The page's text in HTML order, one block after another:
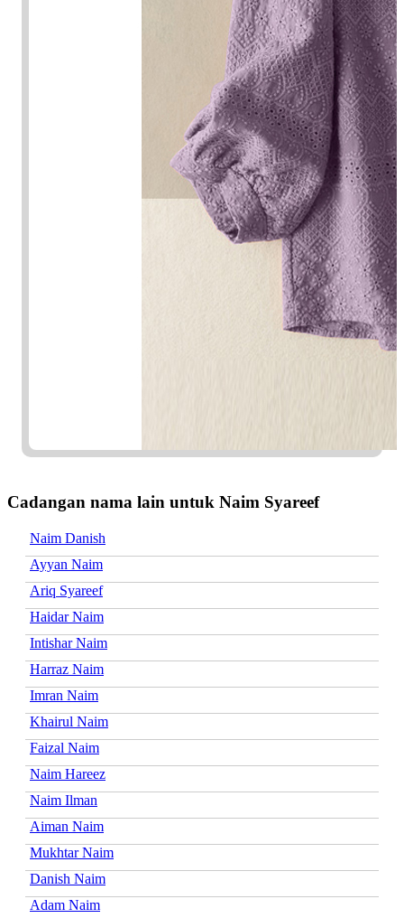
Cadangan nama lain untuk Naim Syareef
Naim Danish
Ayyan Naim
Ariq Syareef
Haidar Naim
Intishar Naim
Harraz Naim
Imran Naim
Khairul Naim
Faizal Naim
Naim Hareez
Naim Ilman
Aiman Naim
Mukhtar Naim
Danish Naim
Adam Naim